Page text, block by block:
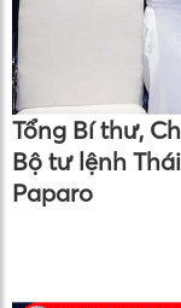
Tổng Bí thư,
Bộ tư lệnh
Paparo